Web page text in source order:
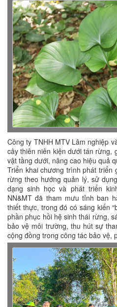
Công ty TNHH MTV Lâm nghiệp
cây thiên niên kiện dưới tán rừng,
vật tầng dưới, nâng cao hiệu quả
Triển khai chương trình phát triển
rừng theo hướng quản lý, sử
dạng sinh học và phát triển
NN&MT đã tham mưu tỉnh ban
thiết thực, trong đó có sáng kiến
phần phục hồi hệ sinh thái rừng,
bảo vệ môi trường, thu hút sự
cộng đồng trong công tác bảo vệ,